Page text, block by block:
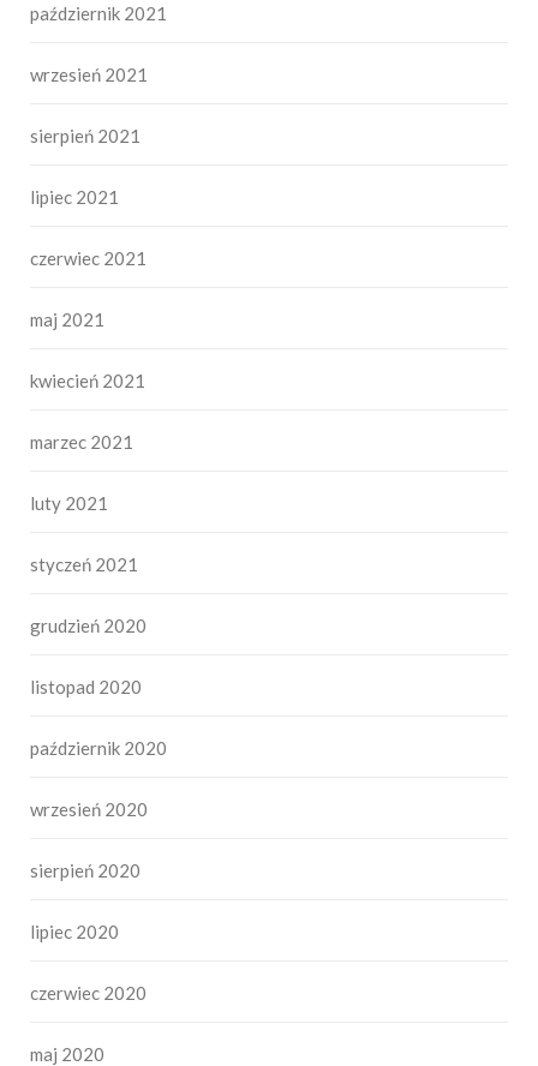
październik 2021
wrzesień 2021
sierpień 2021
lipiec 2021
czerwiec 2021
maj 2021
kwiecień 2021
marzec 2021
luty 2021
styczeń 2021
grudzień 2020
listopad 2020
październik 2020
wrzesień 2020
sierpień 2020
lipiec 2020
czerwiec 2020
maj 2020